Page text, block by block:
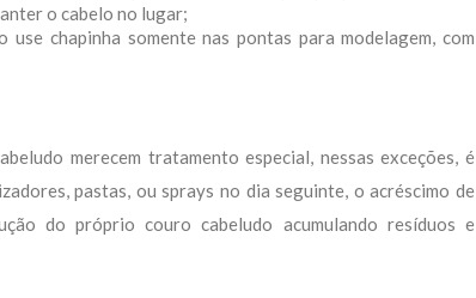
o cabelo no lugar;
chapinha somente nas pontas para modelagem, com
merecem tratamento especial, nessas exceções, é
pastas, ou sprays no dia seguinte, o acréscimo de
do próprio couro cabeludo acumulando resíduos e